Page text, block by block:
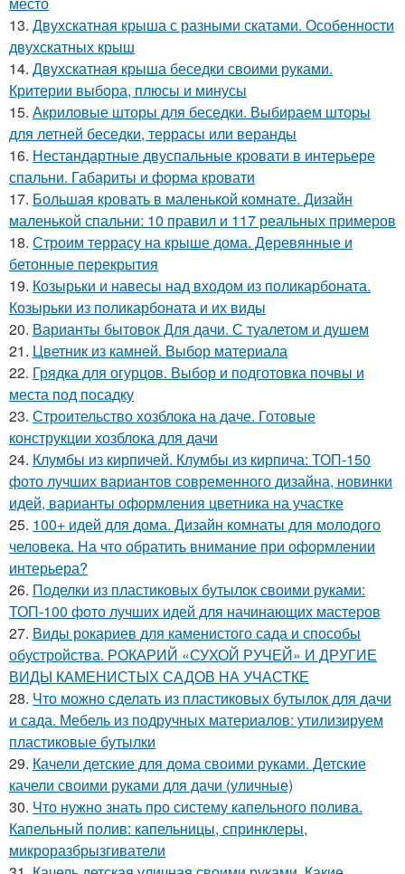
13. Двухскатная крыша с разными скатами. Особенности
двухскатных крыш
14. Двухскатная крыша беседки своими руками.
Критерии выбора, плюсы и минусы
15. Акриловые шторы для беседки. Выбираем шторы
для летней беседки, террасы или веранды
16. Нестандартные двуспальные кровати в интерьере
спальни. Габариты и форма кровати
17. Большая кровать в маленькой комнате. Дизайн
маленькой спальни: 10 правил и 117 реальных примеров
18. Строим террасу на крыше дома. Деревянные и
бетонные перекрытия
19. Козырьки и навесы над входом из поликарбоната.
Козырьки из поликарбоната и их виды
20. Варианты бытовок Для дачи. С туалетом и душем
21. Цветник из камней. Выбор материала
22. Грядка для огурцов. Выбор и подготовка почвы и
места под посадку
23. Строительство хозблока на даче. Готовые
конструкции хозблока для дачи
24. Клумбы из кирпичей. Клумбы из кирпича: ТОП-150
фото лучших вариантов современного дизайна, новинки
идей, варианты оформления цветника на участке
25. 100+ идей для дома. Дизайн комнаты для молодого
человека. На что обратить внимание при оформлении
интерьера?
26. Поделки из пластиковых бутылок своими руками:
ТОП-100 фото лучших идей для начинающих мастеров
27. Виды рокариев для каменистого сада и способы
обустройства. РОКАРИЙ «СУХОЙ РУЧЕЙ» И ДРУГИЕ
ВИДЫ КАМЕНИСТЫХ САДОВ НА УЧАСТКЕ
28. Что можно сделать из пластиковых бутылок для дачи
и сада. Мебель из подручных материалов: утилизируем
пластиковые бутылки
29. Качели детские для дома своими руками. Детские
качели своими руками для дачи (уличные)
30. Что нужно знать про систему капельного полива.
Капельный полив: капельницы, спринклеры,
микроразбрызгиватели